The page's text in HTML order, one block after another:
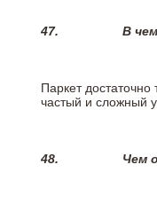
47. В
Паркет
частый и сложный
48. Чем